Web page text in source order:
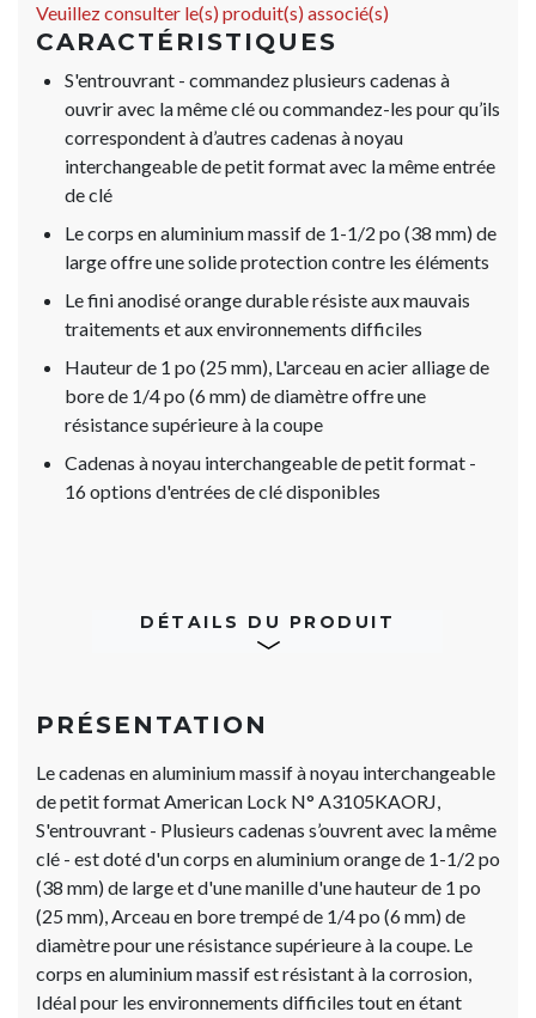
Veuillez consulter le(s) produit(s) associé(s)
CARACTÉRISTIQUES
S'entrouvrant - commandez plusieurs cadenas à
ouvrir avec la même clé ou commandez-les pour qu’ils
correspondent à d’autres cadenas à noyau
interchangeable de petit format avec la même entrée
de clé
Le corps en aluminium massif de 1-1/2 po (38 mm) de
large offre une solide protection contre les éléments
Le fini anodisé orange durable résiste aux mauvais
traitements et aux environnements difficiles
Hauteur de 1 po (25 mm), L'arceau en acier alliage de
bore de 1/4 po (6 mm) de diamètre offre une
résistance supérieure à la coupe
Cadenas à noyau interchangeable de petit format -
16 options d'entrées de clé disponibles
DÉTAILS DU PRODUIT
PRÉSENTATION
Le cadenas en aluminium massif à noyau interchangeable
de petit format American Lock N° A3105KAORJ,
S'entrouvrant - Plusieurs cadenas s’ouvrent avec la même
clé - est doté d'un corps en aluminium orange de 1-1/2 po
(38 mm) de large et d'une manille d'une hauteur de 1 po
(25 mm), Arceau en bore trempé de 1/4 po (6 mm) de
diamètre pour une résistance supérieure à la coupe. Le
corps en aluminium massif est résistant à la corrosion,
Idéal pour les environnements difficiles tout en étant